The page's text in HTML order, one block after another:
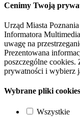
Cenimy Twoją
Urząd Miasta
Informatora
uwagę na
Prezentowana
poszczególne
prywatności i wybierz
Wybrane pliki
Wszystkie